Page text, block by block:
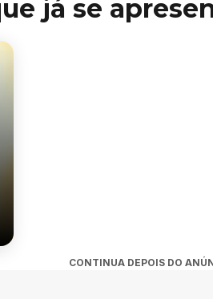
já se
CONTINUA DEPOIS DO